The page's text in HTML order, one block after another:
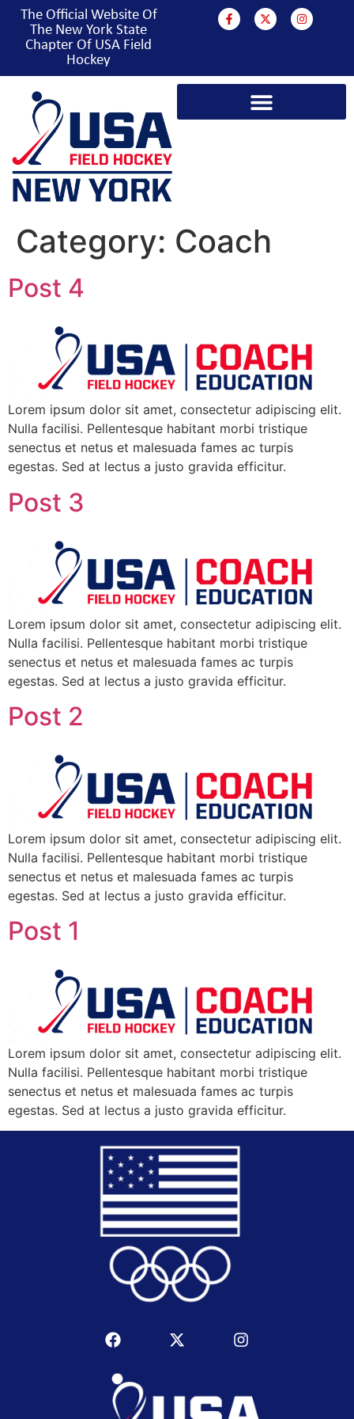
The Official Website Of
The New York State
Chapter Of USA Field
Hockey
Category: Coach
Post 4
Lorem ipsum dolor sit amet, consectetur adipiscing elit.
Nulla facilisi. Pellentesque habitant morbi tristique
senectus et netus et malesuada fames ac turpis
egestas. Sed at lectus a justo gravida efficitur.
Post 3
Lorem ipsum dolor sit amet, consectetur adipiscing elit.
Nulla facilisi. Pellentesque habitant morbi tristique
senectus et netus et malesuada fames ac turpis
egestas. Sed at lectus a justo gravida efficitur.
Post 2
Lorem ipsum dolor sit amet, consectetur adipiscing elit.
Nulla facilisi. Pellentesque habitant morbi tristique
senectus et netus et malesuada fames ac turpis
egestas. Sed at lectus a justo gravida efficitur.
Post 1
Lorem ipsum dolor sit amet, consectetur adipiscing elit.
Nulla facilisi. Pellentesque habitant morbi tristique
senectus et netus et malesuada fames ac turpis
egestas. Sed at lectus a justo gravida efficitur.